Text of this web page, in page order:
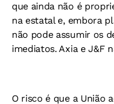
que ainda não é
na estatal e, embora
não pode assumir os
imediatos. Axia e J&F
O risco é que a União